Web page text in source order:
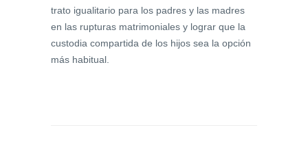
trato igualitario para los padres y las madres
en las rupturas matrimoniales y lograr que la
custodia compartida de los hijos sea la opción
más habitual.